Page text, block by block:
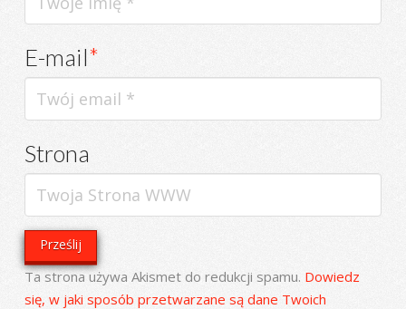
E-mail*
Strona
Ta strona używa Akismet do redukcji spamu. Dowiedz
się, w jaki sposób przetwarzane są dane Twoich